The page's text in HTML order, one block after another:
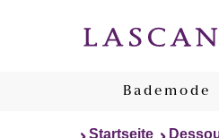
Bademode
Startseite